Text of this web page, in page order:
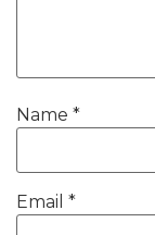
Name *
Email *